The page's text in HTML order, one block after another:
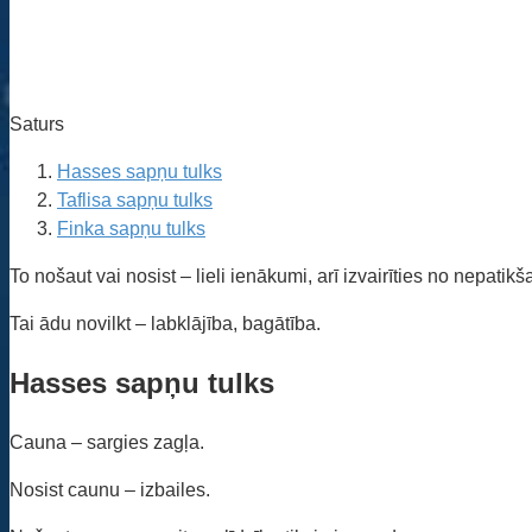
Saturs
Hasses sapņu tulks
Taflisa sapņu tulks
Finka sapņu tulks
To nošaut vai nosist – lieli ienākumi, arī izvairīties no
Tai ādu novilkt – labklājība, bagātība.
Hasses sapņu tulks
Cauna – sargies zagļa.
Nosist caunu – izbailes.